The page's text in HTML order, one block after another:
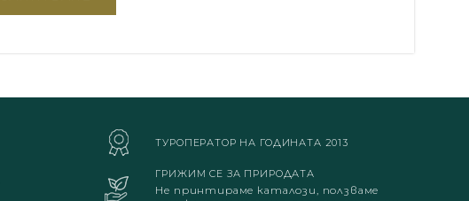
ТУРОПЕРАТОР НА ГОДИНАТА 2013
ГРИЖИМ СЕ ЗА ПРИРОДАТА
Не принтираме каталози, ползваме